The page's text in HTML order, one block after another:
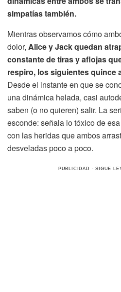
simpatías también.
Mientras observamos cómo
dolor, Alice y Jack quedan
constante de tiras y aflojas
respiro, los siguientes quince
Desde el instante en que se
una dinámica helada, casi
saben (o no quieren) salir. La
esconde: señala lo tóxico de
con las heridas que ambos
desveladas poco a poco.